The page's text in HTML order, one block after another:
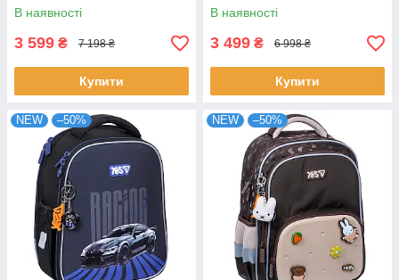
В наявності
3 599 ₴ 7 198 ₴
Купити
В наявності
3 499 ₴ 6 998 ₴
Купити
NEW –50% NEW –50%